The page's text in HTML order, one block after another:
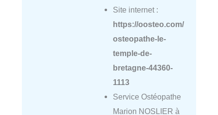
Site internet :
https://oosteo.com/
osteopathe-le-
temple-de-
bretagne-44360-
1113
Service Ostéopathe
Marion NOSLIER à